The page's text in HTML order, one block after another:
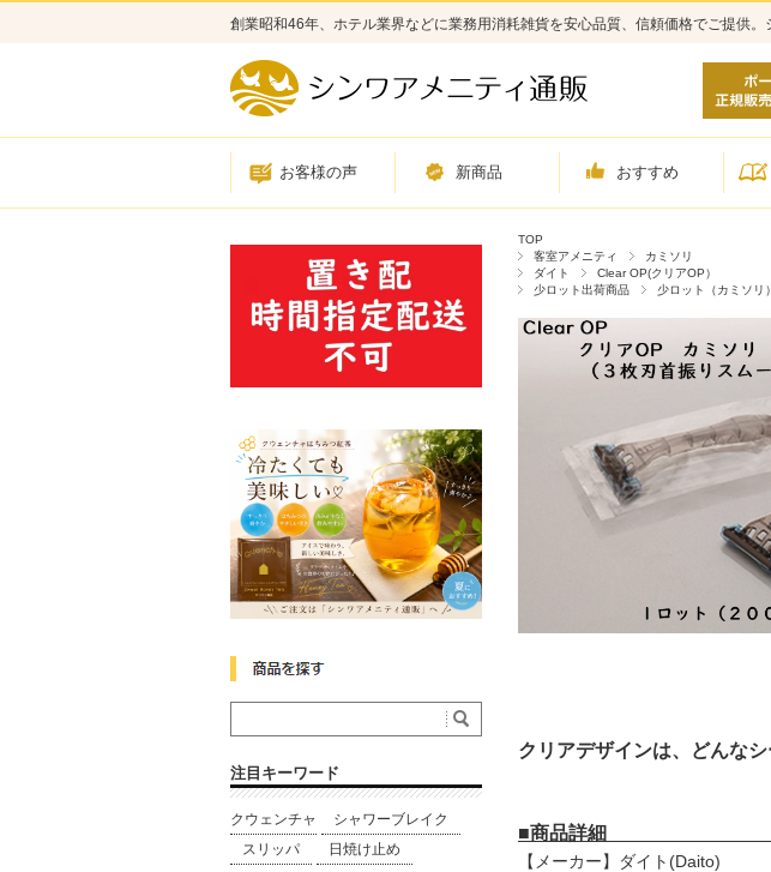
創業昭和46年、ホテル業界などに業務用消耗雑貨を安心品質、信頼価格でご提供。
お客様の声 新商品 おすすめ
TOP
客室アメニティ
カミソリ
ダイト
Clear OP(クリアOP）
少ロット出荷商品
少ロット（カミソリ）
クリアデザインは、どんなシ
■商品
【メーカー】ダイト(Daito)
注目キーワード
クウェンチャ
シャワーブレイク
スリッパ
日焼け止め